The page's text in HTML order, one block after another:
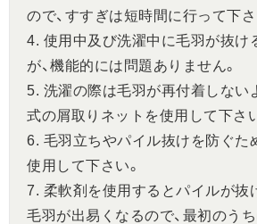
ので、すすぎは短時間に行って下さ
4. 使用中及び洗濯中に毛羽が抜け
が、機能的には問題ありません。
5. 洗濯の際は毛羽が再付着しない
式の屑取りネットを使用して下さい
6. 毛羽立ちやパイル抜けを防ぐた
使用して下さい。
7. 柔軟剤を使用するとパイルが抜
毛羽が出易くなるので、最初のう